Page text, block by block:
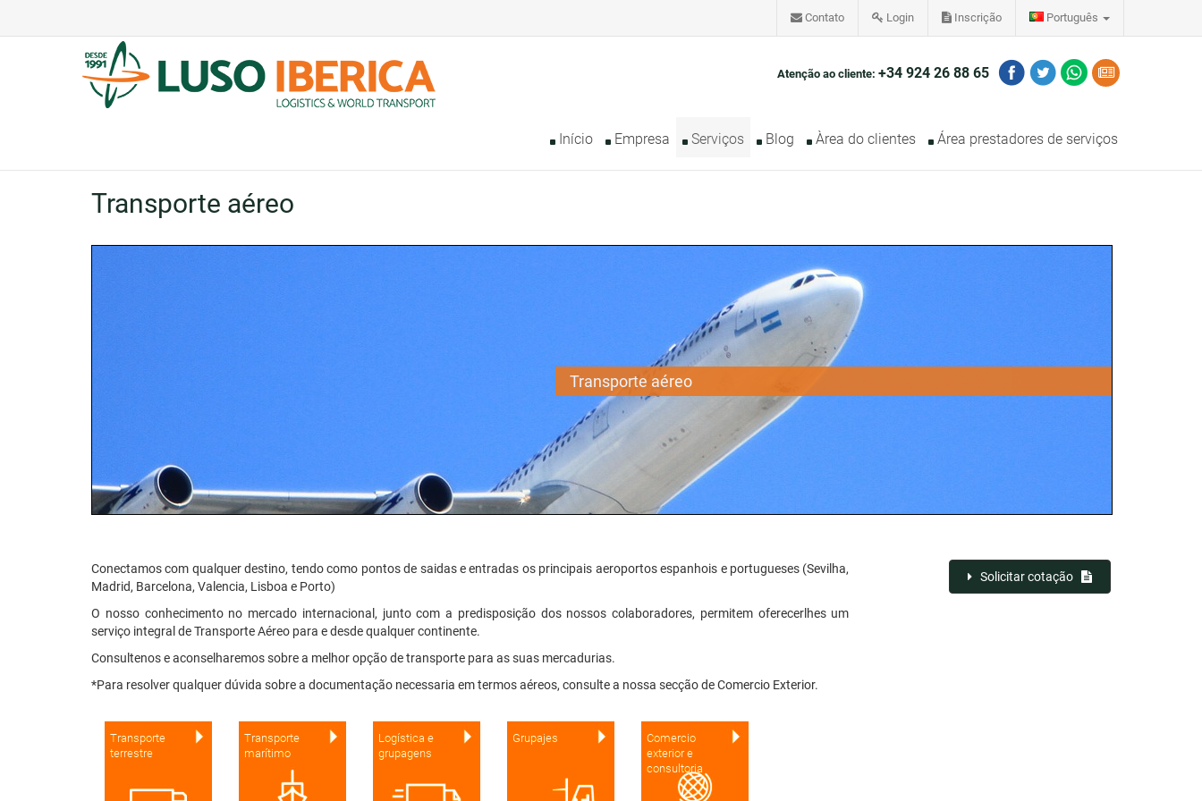
Contato Login Inscrição Português
Atenção ao cliente: +34 924 26 88 65
Início Empresa Serviços Blog Àrea do clientes Área prestadores de serviços
Transporte aéreo
Transporte aéreo
Conectamos com qualquer destino, tendo como pontos de saidas e entradas os principais aeroportos espanhois e portugueses (Sevilha,
Madrid, Barcelona, Valencia, Lisboa e Porto)
O nosso conhecimento no mercado internacional, junto com a predisposição dos nossos colaboradores, permitem oferecerlhes um
serviço integral de Transporte Aéreo para e desde qualquer continente.
Consultenos e aconselharemos sobre a melhor opção de transporte para as suas mercadurias.
*Para resolver qualquer dúvida sobre a documentação necessaria em termos aéreos, consulte a nossa secção de Comercio Exterior.
Solicitar cotação
Transporte
terrestre
Transporte
marítimo
Logística e
grupagens
Grupajes
Comercio
exterior e
consultoria